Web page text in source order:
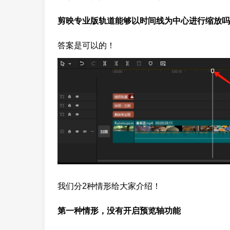
剪映专业版轨道能够以时间线为中心进行缩放
答案是可以的！
我们分2种情形给大家介绍！
第一种情形，没有开启预览轴功能